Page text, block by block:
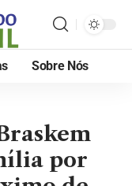
Sobre Nós
por